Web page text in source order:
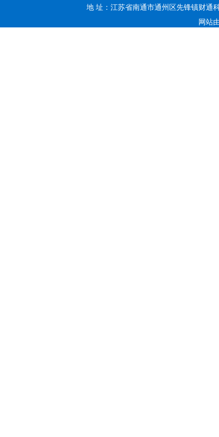
地 址：江苏省南通市通州区先锋镇财通
网站